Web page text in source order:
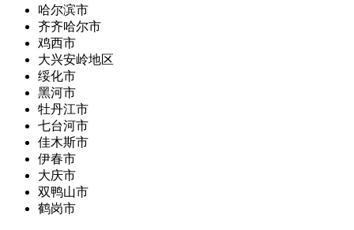
哈尔滨市
齐齐哈尔市
鸡西市
大兴安岭地区
绥化市
黑河市
牡丹江市
七台河市
佳木斯市
伊春市
大庆市
双鸭山市
鹤岗市